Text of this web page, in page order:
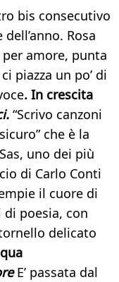
bis consecutivo
Rosa
amore, punta
piazza un po’ di
. In crescita
“Scrivo canzoni
che è la
uno dei più
di Carlo Conti
il cuore di
di poesia, con
delicato
E’ passata dal